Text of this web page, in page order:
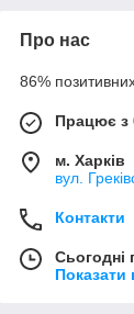
Про нас
86% позитивних
Працює з
м. Харків
вул.
Контакти
Сьогодні
Показати